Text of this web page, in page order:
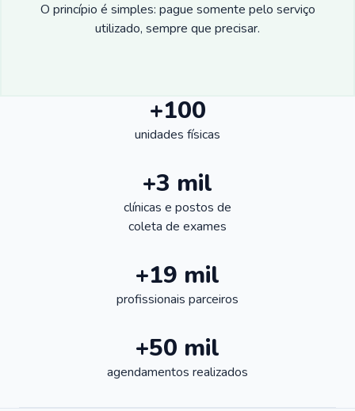
O princípio é simples: pague somente pelo serviço
utilizado, sempre que precisar.
+100
unidades físicas
+3 mil
clínicas e postos de
coleta de exames
+19 mil
profissionais parceiros
+50 mil
agendamentos realizados